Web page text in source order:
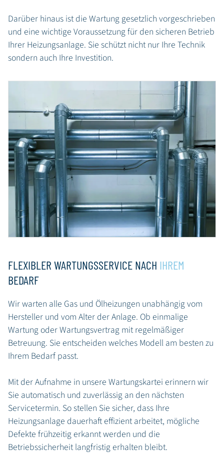
Darüber hinaus ist die Wartung gesetzlich vorgeschrieben
und eine wichtige Voraussetzung für den sicheren Betrieb
Ihrer Heizungsanlage. Sie schützt nicht nur Ihre Technik
sondern auch Ihre Investition.
FLEXIBLER WARTUNGSSERVICE NACH IHREM
BEDARF
Wir warten alle Gas und Ölheizungen unabhängig vom
Hersteller und vom Alter der Anlage. Ob einmalige
Wartung oder Wartungsvertrag mit regelmäßiger
Betreuung. Sie entscheiden welches Modell am besten zu
Ihrem Bedarf passt.
Mit der Aufnahme in unsere Wartungskartei erinnern wir
Sie automatisch und zuverlässig an den nächsten
Servicetermin. So stellen Sie sicher, dass Ihre
Heizungsanlage dauerhaft effizient arbeitet, mögliche
Defekte frühzeitig erkannt werden und die
Betriebssicherheit langfristig erhalten bleibt.